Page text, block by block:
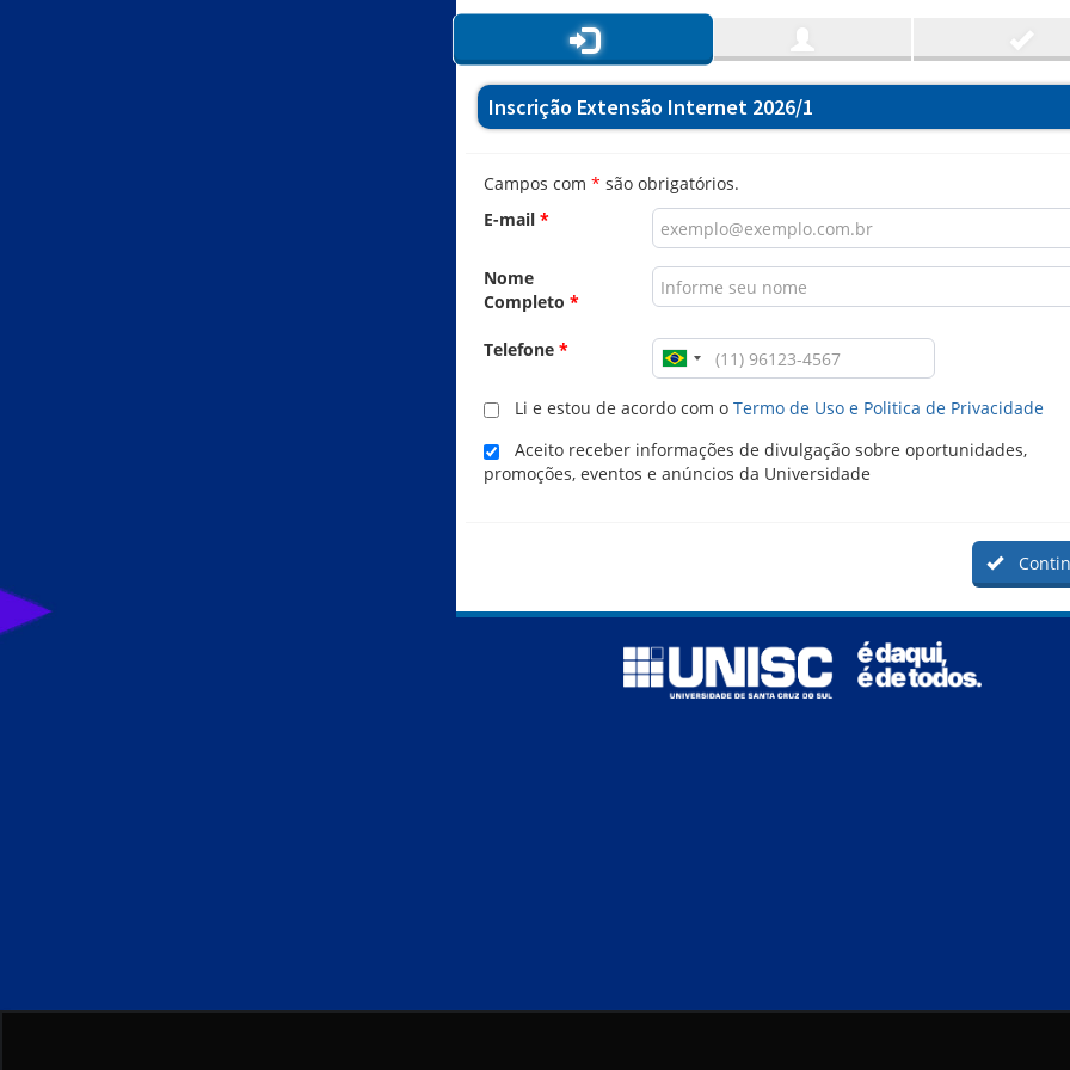
Inscrição Extensão Internet 2026/1
Campos com * são obrigatórios.
E-mail *
Nome
Completo *
Telefone *
Li e estou de acordo com o Termo de Uso e Politica de Privacidade
Aceito receber informações de divulgação sobre oportunidades,
promoções, eventos e anúncios da Universidade